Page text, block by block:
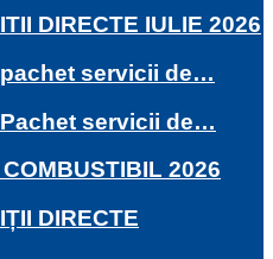
DIRECTE IULIE 2026
servicii de…
servicii de…
2026
DIRECTE